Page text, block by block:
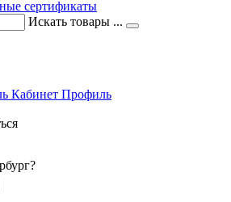
сертификаты
Искать товары ...
Кабинет Профиль